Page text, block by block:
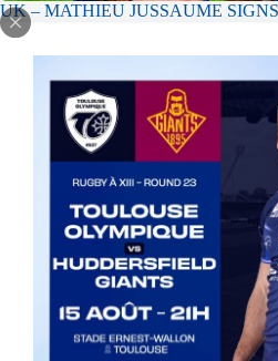
UK – MATHIEU JUSSAUME
CONTRACT EXTENSION